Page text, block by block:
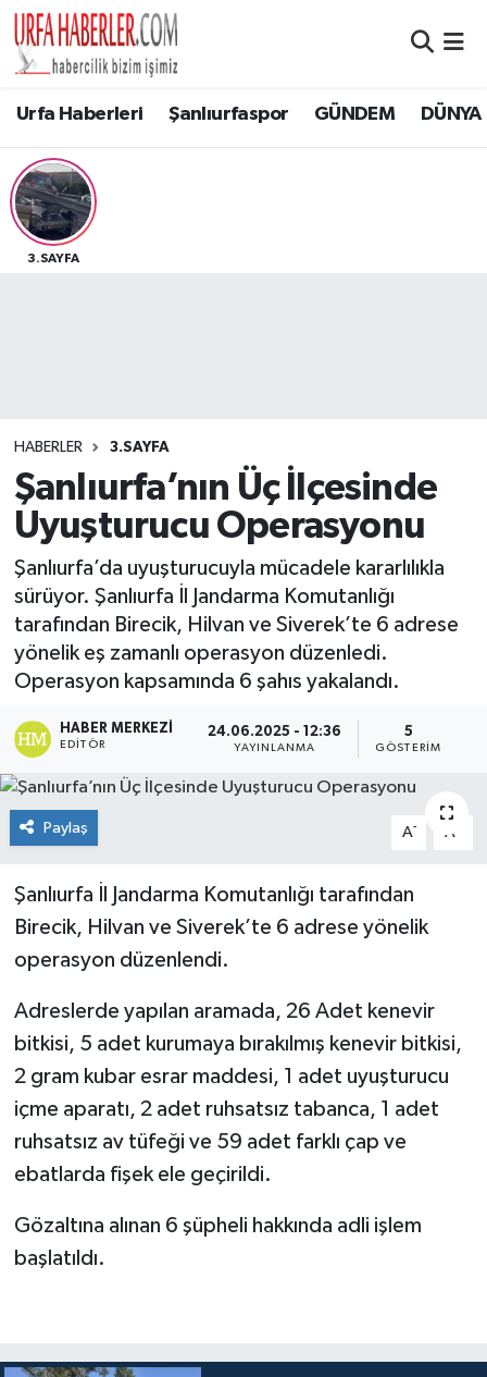
Urfa Haberleri Şanlıurfaspor GÜNDEM DÜNYA
3.SAYFA
HABERLER 3.SAYFA
Şanlıurfa’nın Üç İlçesinde
Uyuşturucu Operasyonu
Şanlıurfa’da uyuşturucuyla mücadele kararlılıkla
sürüyor. Şanlıurfa İl Jandarma Komutanlığı
tarafından Birecik, Hilvan ve Siverek’te 6 adrese
yönelik eş zamanlı operasyon düzenledi.
Operasyon kapsamında 6 şahıs yakalandı.
HABER MERKEZI
EDITÖR
24.06.2025 - 12:36
YAYINLANMA
5
GÖSTERIM
Paylaş A- A
Şanlıurfa İl Jandarma Komutanlığı tarafından
Birecik, Hilvan ve Siverek’te 6 adrese yönelik
operasyon düzenlendi.
Adreslerde yapılan aramada, 26 Adet kenevir
bitkisi, 5 adet kurumaya bırakılmış kenevir bitkisi,
2 gram kubar esrar maddesi, 1 adet uyuşturucu
içme aparatı, 2 adet ruhsatsız tabanca, 1 adet
ruhsatsız av tüfeği ve 59 adet farklı çap ve
ebatlarda fişek ele geçirildi.
Gözaltına alınan 6 şüpheli hakkında adli işlem
başlatıldı.
Şanlıurfa Nöbetçi Eczaneler
Şanlıurfa Namaz Vakitleri
Şanlıurfa Trafik Yoğunluk Haritası
Haber Arşivi